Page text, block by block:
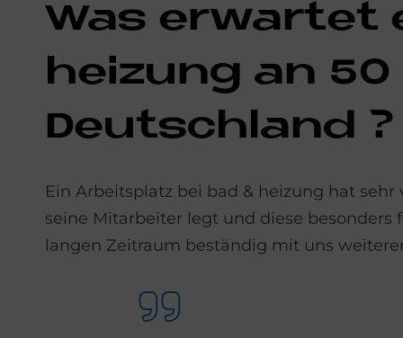
Was er­war­tet
hei­zung an
Deutschland ?
Ein Arbeitsplatz bei bad & heizung hat
seine Mitarbeiter legt und diese
langen Zeitraum beständig mit uns